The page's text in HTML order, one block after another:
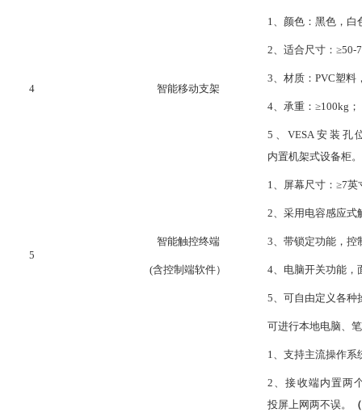
4 智能移动支架
1、颜色：黑色，白
2、适合尺寸：≥50-
3、材质：PVC塑料
4、承重：≥100kg ；
5、VESA安装孔
内置机架式设备柜。
5
智能触控终端
(含控制端软件）
1、屏幕尺寸：≥7英
2、采用电容感应式
3、带锁定功能，控
4、电脑开关功能，
5、可自由定义各种
可进行本地电脑、
1、支持主流操作系
2、接收端内置两
投屏上网两不误。